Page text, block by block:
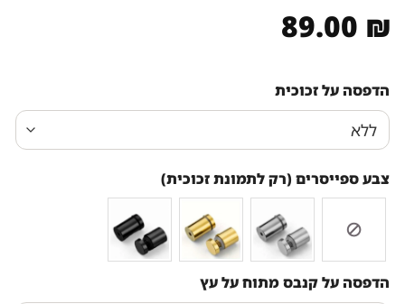
89.00 ₪
הדפסה על זכוכית
צבע ספייסרים (רק לתמונת זכוכית)
הדפסה על קנבס מתוח על עץ